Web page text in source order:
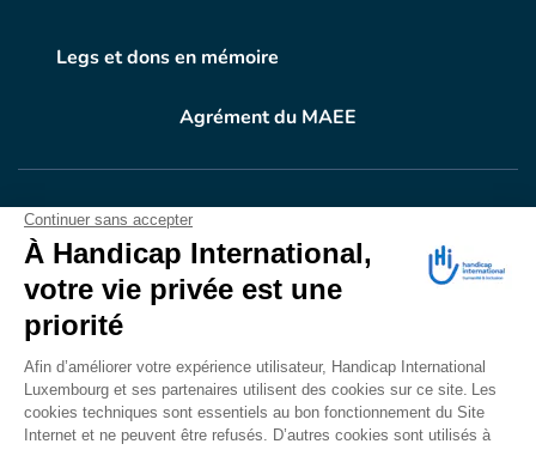
Legs et dons en mémoire
Agrément du MAEE
VOTRE DONEN ACTION
Grâce à vous, en 2024, 604.716 personnes ont
bénéficié d’appareillage et d’activités de réadaptation.
Merci pour votre générosité.